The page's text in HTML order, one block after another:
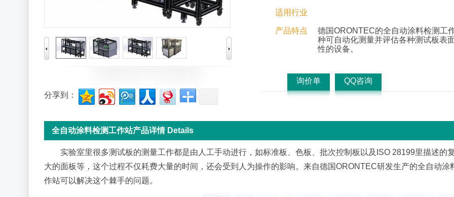
分享到：
适用行业
产品特点
德国ORONTEC的全自动涂料检测工
种可自动化测量并评估各种测试板表
性的设备。
询价单 QQ咨询
全自动涂料检测工作站产品详情 Details
实验室里很多测试板的测量工作都是由人工手动进行，如标准板、色板、批次控制板以及ISO 28199里描述的
大的面板等，这个过程不仅耗费大量的时间，还会受到人为操作的影响。来自德国ORONTEC研发生产的全自动涂
作站可以解决这个棘手的问题。